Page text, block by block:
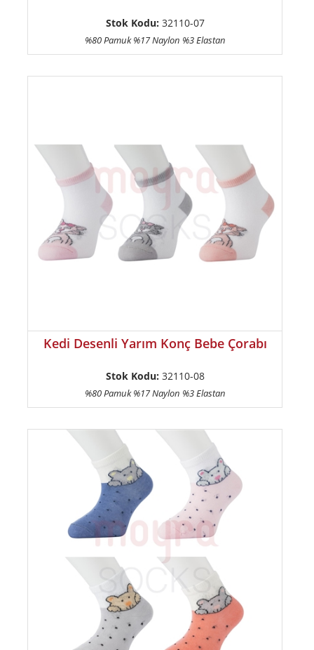
Stok Kodu: 32110-07
%80 Pamuk %17 Naylon %3 Elastan
Kedi Desenli Yarım Konç Bebe Çorabı
Stok Kodu: 32110-08
%80 Pamuk %17 Naylon %3 Elastan